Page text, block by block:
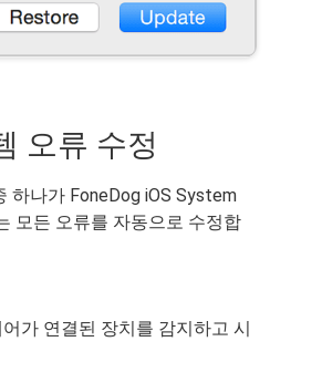
오류 수정
하나가 FoneDog iOS System
모든 오류를 자동으로 수정합
가 연결된 장치를 감지하고 시